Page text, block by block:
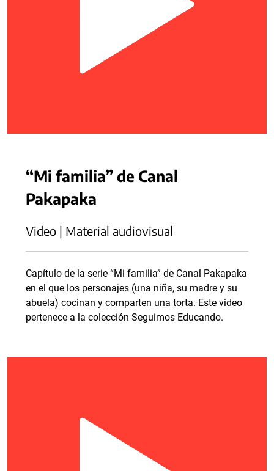
“Mi familia” de Canal
Pakapaka
Video | Material audiovisual
Capítulo de la serie “Mi familia” de Canal Pakapaka
en el que los personajes (una niña, su madre y su
abuela) cocinan y comparten una torta. Este video
pertenece a la colección Seguimos Educando.